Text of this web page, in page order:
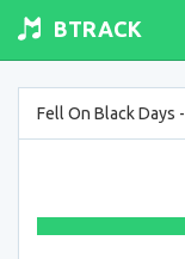
BTRACK
Fell On Black Days -